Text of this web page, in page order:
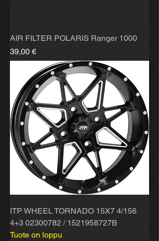
AIR FILTER POLARIS Ranger 1000
Hinta
39,00 €
ITP WHEEL TORNADO 15X7 4/156
4+3 02300782 / 1521958727B
Tuote on loppu